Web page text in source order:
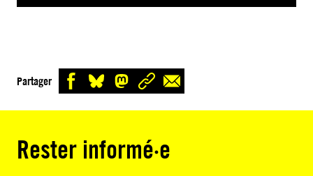
Partager
Rester informé·e